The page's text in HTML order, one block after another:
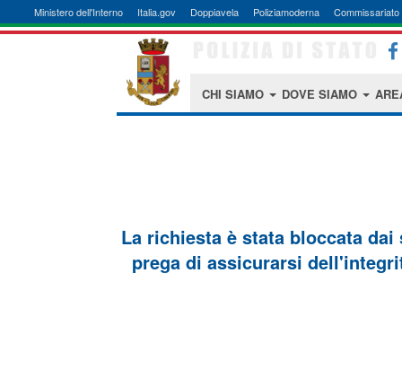
Ministero dell'Interno Italia.gov Doppiavela Poliziamoderna Commissariato
CHI SIAMO DOVE SIAMO
La richiesta è stata bloccata
prega di assicurarsi